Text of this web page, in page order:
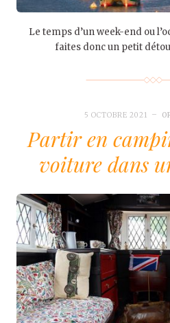
Le temps d’un week-end ou
faites donc un petit
5 OCTOBRE 2021
Partir en
voiture dans